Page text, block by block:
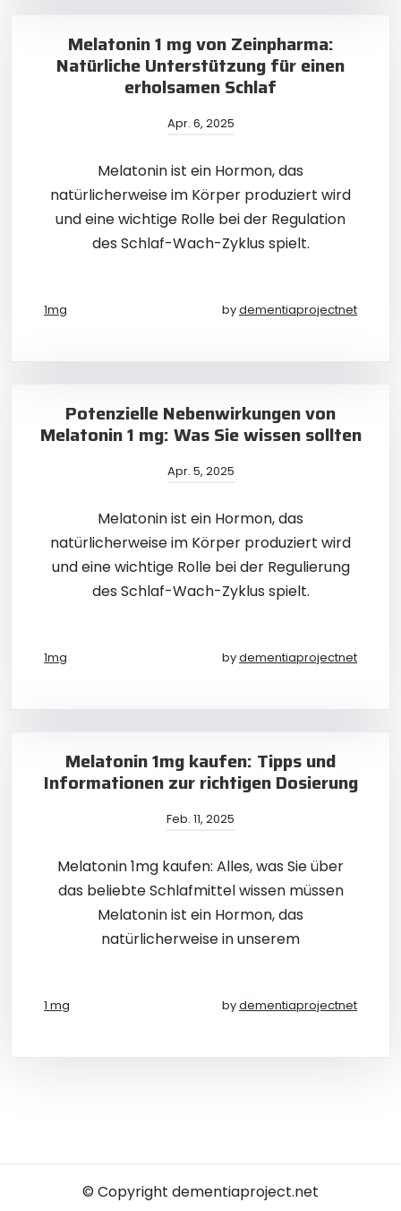
Melatonin 1 mg von Zeinpharma:
Natürliche Unterstützung für einen
erholsamen Schlaf
Apr. 6, 2025
Melatonin ist ein Hormon, das
natürlicherweise im Körper produziert wird
und eine wichtige Rolle bei der Regulation
des Schlaf-Wach-Zyklus spielt.
1mg bydementiaprojectnet
Potenzielle Nebenwirkungen von
Melatonin 1 mg: Was Sie wissen sollten
Apr. 5, 2025
Melatonin ist ein Hormon, das
natürlicherweise im Körper produziert wird
und eine wichtige Rolle bei der Regulierung
des Schlaf-Wach-Zyklus spielt.
1mg bydementiaprojectnet
Melatonin 1mg kaufen: Tipps und
Informationen zur richtigen Dosierung
Feb. 11, 2025
Melatonin 1mg kaufen: Alles, was Sie über
das beliebte Schlafmittel wissen müssen
Melatonin ist ein Hormon, das
natürlicherweise in unserem
1 mg bydementiaprojectnet
© Copyright dementiaproject.net